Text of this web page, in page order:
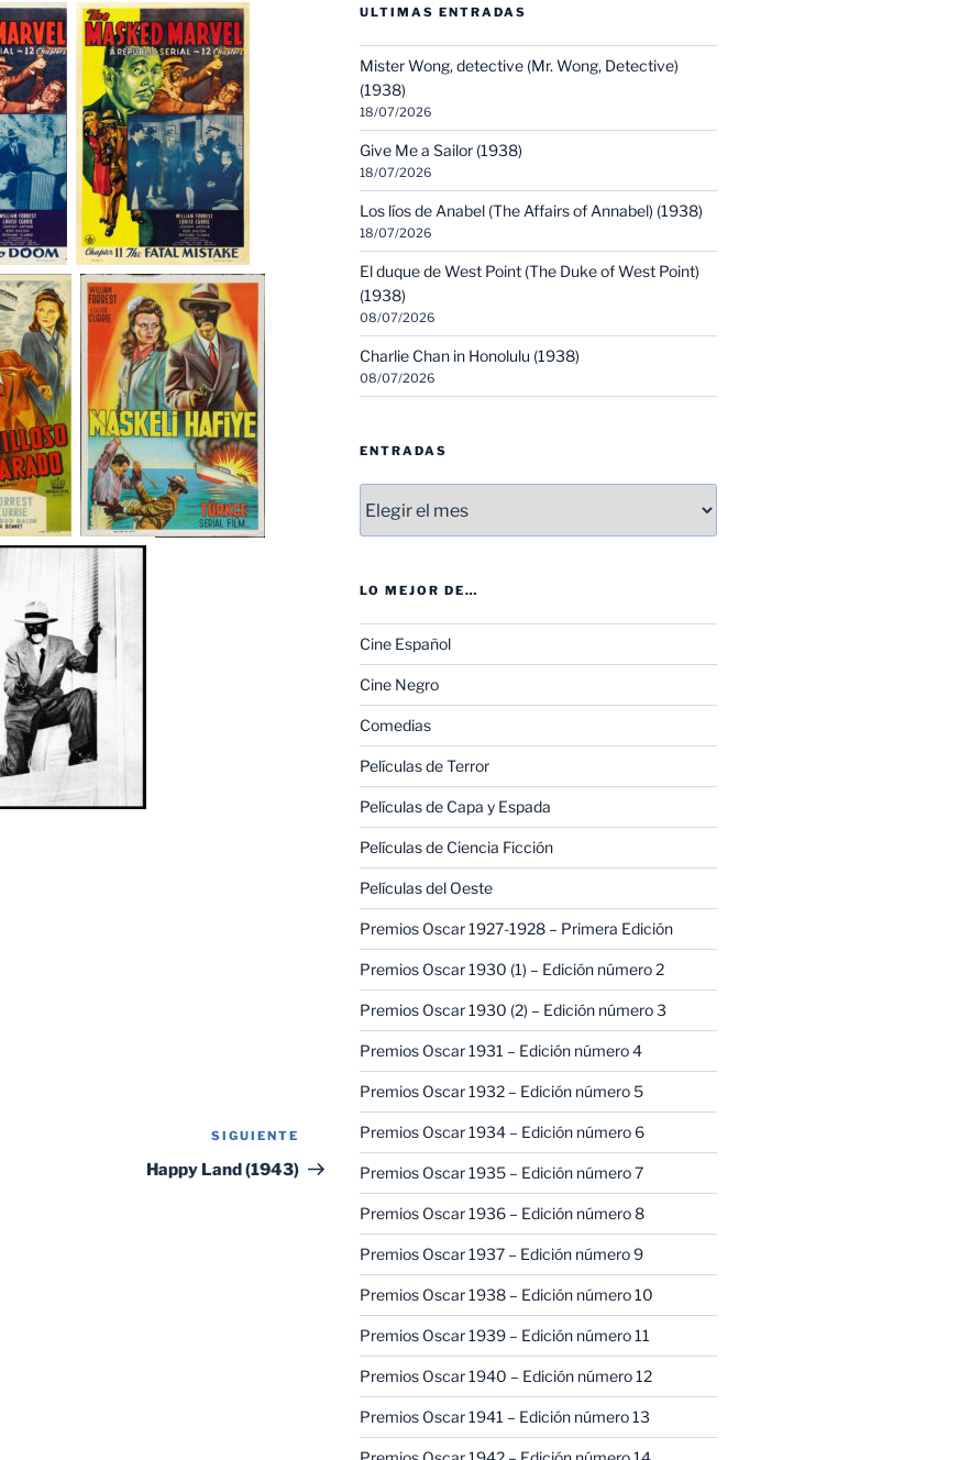
Siguiente
entrada
SIGUIENTE
Happy Land (1943)
ULTIMAS ENTRADAS
Mister Wong, detective (Mr. Wong, Detective)
(1938)
18/07/2026
Give Me a Sailor (1938)
18/07/2026
Los líos de Anabel (The Affairs of Annabel) (1938)
18/07/2026
El duque de West Point (The Duke of West Point)
(1938)
08/07/2026
Charlie Chan in Honolulu (1938)
08/07/2026
ENTRADAS
LO MEJOR DE…
Cine Español
Cine Negro
Comedias
Películas de Terror
Películas de Capa y Espada
Películas de Ciencia Ficción
Películas del Oeste
Premios Oscar 1927-1928 – Primera Edición
Premios Oscar 1930 (1) – Edición número 2
Premios Oscar 1930 (2) – Edición número 3
Premios Oscar 1931 – Edición número 4
Premios Oscar 1932 – Edición número 5
Premios Oscar 1934 – Edición número 6
Premios Oscar 1935 – Edición número 7
Premios Oscar 1936 – Edición número 8
Premios Oscar 1937 – Edición número 9
Premios Oscar 1938 – Edición número 10
Premios Oscar 1939 – Edición número 11
Premios Oscar 1940 – Edición número 12
Premios Oscar 1941 – Edición número 13